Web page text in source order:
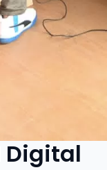
Digital